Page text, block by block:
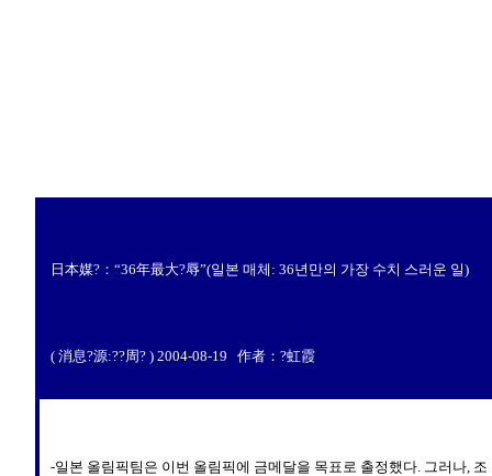
日本媒?：“36年最大?辱”(일본 매체: 36년만의 가장 수치 스러운 일)
( 消息?源:??周? ) 2004-08-19 作者：?虹霞
-일본 올림픽팀은 이번 올림픽에 금메달을 목표로 출정했다. 그러나, 조